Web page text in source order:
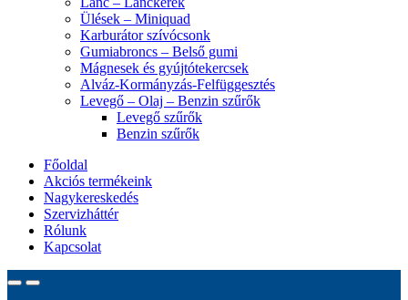
Ülések – Miniquad
Karburátor szívócsonk
Gumiabroncs – Belső gumi
Mágnesek és gyújtótekercsek
Alváz-Kormányzás-Felfüggesztés
Levegő – Olaj – Benzin szűrők
Levegő szűrők
Benzin szűrők
Főoldal
Akciós termékeink
Nagykereskedés
Szervizháttér
Rólunk
Kapcsolat